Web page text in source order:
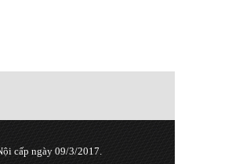
cấp ngày 09/3/2017.